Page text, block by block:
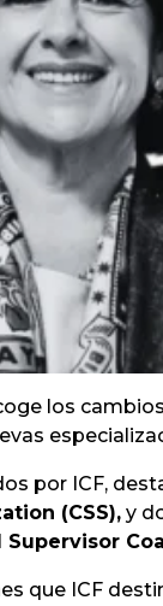
los
por ICF,
(CSS), y
que ICF